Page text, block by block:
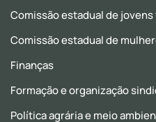
Comissão estadual de
Comissão estadual de
Finanças
Formação e organização
Política agrária e meio